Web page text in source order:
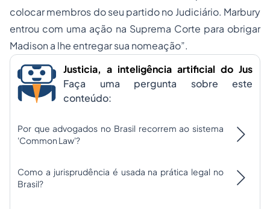
colocar membros do seu partido no Judiciário. Marbury
entrou com uma ação na Suprema Corte para obrigar
Madison a lhe entregar sua nomeação”.
Justicia, a inteligência artificial do Jus
Faça uma pergunta sobre este
conteúdo:
Por que advogados no Brasil recorrem ao sistema
'Common Law'?
Como a jurisprudência é usada na prática legal no
Brasil?